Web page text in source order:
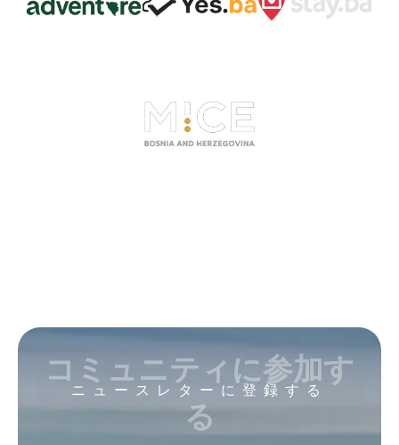
ニュースレターに登録する
コミュニティに参加す
る